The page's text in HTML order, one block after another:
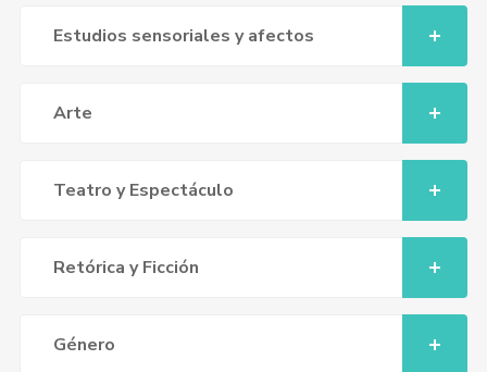
Estudios sensoriales y afectos
Arte
Teatro y Espectáculo
Retórica y Ficción
Género